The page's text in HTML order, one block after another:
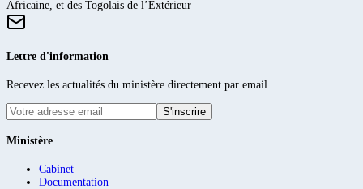
Africaine, et des Togolais de l’Extérieur
Lettre d'information
Recevez les actualités du ministère directement par email.
S'inscrire
Ministère
Cabinet
Documentation